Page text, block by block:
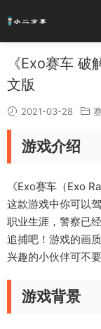
《Exo赛车
文版
2021-03-28
游戏介绍
《Exo赛车（Exo
这款游戏中你可以
职业生涯，警察已
追捕吧！游戏的画
兴趣的小伙伴可不
游戏背景